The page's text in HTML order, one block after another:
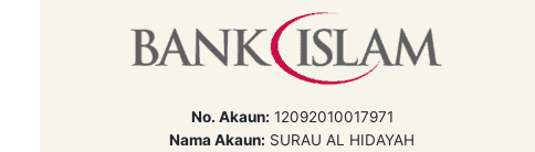
No. Akaun: 12092010017971
Nama Akaun: SURAU AL HIDAYAH